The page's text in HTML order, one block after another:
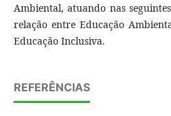
Ambiental, atuando nas
relação entre Educação
Educação Inclusiva.
REFERÊNCIAS